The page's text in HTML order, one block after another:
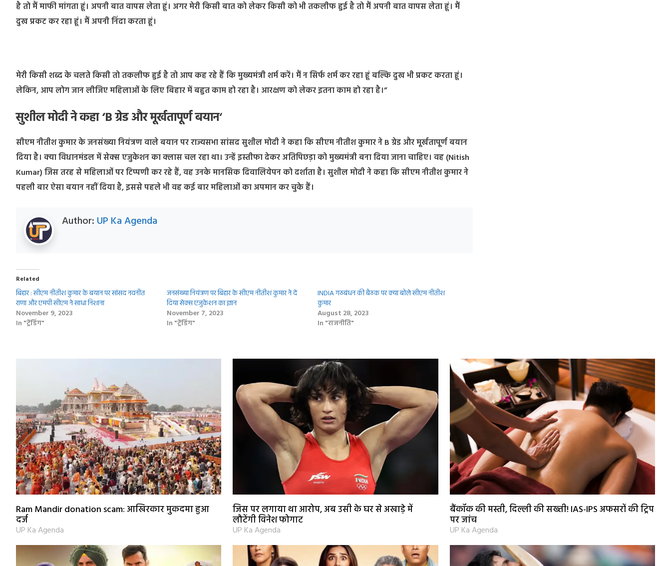
है तो मैं माफी मांगता हूं। अपनी बात वापस लेता हूं। अगर मेरी किसी बात को लेकर किसी को भी तकलीफ हुई है तो मैं अपनी बात वापस लेता हूं। मैं
दुख प्रकट कर रहा हूं। मैं अपनी निंदा करता हूं।
मेरी किसी शब्द के चलते किसी तो तकलीफ हुई है तो आप कह रहे हैं कि मुख्यमंत्री शर्म करें। मैं न सिर्फ शर्म कर रहा हूं बल्कि दुख भी प्रकट करता हूं।
लेकिन, आप लोग जान लीजिए महिलाओं के लिए बिहार में बहुत काम हो रहा है। आरक्षण को लेकर इतना काम हो रहा है।”
सुशील मोदी ने कहा ‘B ग्रेड और मूर्खतापूर्ण बयान‘
सीएम नीतीश कुमार के जनसंख्या नियंत्रण वाले बयान पर राज्यसभा सांसद सुशील मोदी ने कहा कि सीएम नीतीश कुमार ने B ग्रेड और मूर्खतापूर्ण बयान
दिया है। क्या विधानमंडल में सेक्स एजुकेशन का क्लास चल रहा था। उन्हें इस्तीफा देकर अतिपिछड़ा को मुख्यमंत्री बना दिया जाना चाहिए। वह (Nitish
Kumar) जिस तरह से महिलाओं पर टिप्पणी कर रहे हैं, वह उनके मानसिक दिवालियेपन को दर्शाता है। सुशील मोदी ने कहा कि सीएम नीतीश कुमार ने
पहली बार ऐसा बयान नहीं दिया है, इससे पहले भी वह कई बार महिलाओं का अपमान कर चुके हैं।
Author: UP Ka Agenda
Related
बिहार : सीएम नीतीश कुमार के बयान पर सांसद नवनीत
राणा और एमपी सीएम ने साधा निशाना
November 9, 2023
In "ट्रेंडिंग"
जनसंख्या नियंत्रण पर बिहार के सीएम नीतीश कुमार ने दे
दिया सेक्स एजुकेशन का ज्ञान
November 7, 2023
In "ट्रेंडिंग"
INDIA गठबंधन की बैठक पर क्या बोले सीएम नीतीश
कुमार
August 28, 2023
In "राजनीति"
Ram Mandir donation scam: आखिरकार मुकदमा हुआ
दर्ज
UP Ka Agenda
जिस पर लगाया था आरोप, अब उसी के घर से अखाड़े में
लौटेंगी विनेश फोगाट
UP Ka Agenda
बैंकॉक की मस्ती, दिल्ली की सख्ती! IAS-IPS अफसरों की ट्रिप
पर जांच
UP Ka Agenda